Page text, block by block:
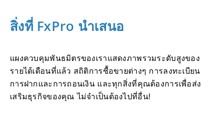
สิ่งที่ FxPro นำเสนอ
แผงควบคุมพันธมิตรของเราแสดงภาพรวมระดับสูงของ
รายได้เดือนที่แล้ว สถิติการซื้อขายต่างๆ การลงทะเบียน
การฝากและการถอนเงิน และทุกสิ่งที่คุณต้องการเพื่อส่ง
เสริมธุรกิจของคุณ ไม่จำเป็นต้องไปที่อื่น!